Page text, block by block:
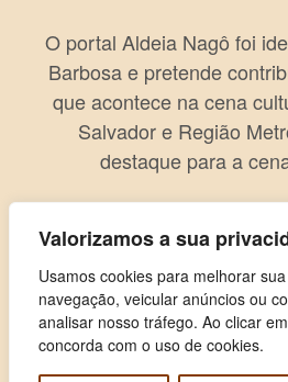
Valorizamos a sua
Usamos cookies para melhorar
navegação, veicular anúncios ou
analisar nosso tráfego. Ao clicar
concorda com o uso de cookies.
O portal Aldeia Nagô foi
Barbosa e pretende
que acontece na cena
Salvador e Região
destaque para a